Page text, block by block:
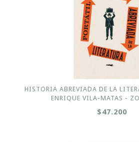
HISTORIA ABREVIADA DE LA
ENRIQUE VILA-MATAS -
$47.200